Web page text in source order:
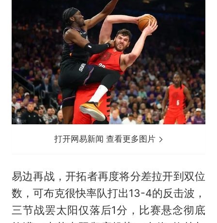
打开网易新闻 查看更多图片
易边再战，开拓者再度将分差拉开到双位
数，可布克很快率队打出13-4的反击波，
三节战罢太阳仅落后1分，比赛悬念彻底